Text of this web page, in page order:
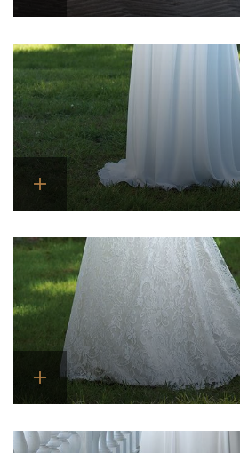
Se mere
Se mere
Se mere